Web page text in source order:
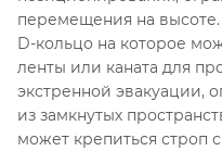
перемещения на
D-кольцо на которое
ленты или каната для
экстренной эвакуации,
из замкнутых
может крепиться строп